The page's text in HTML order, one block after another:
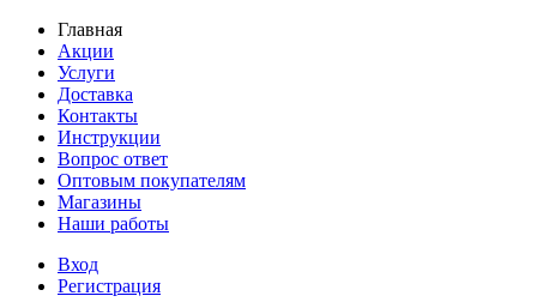
Главная
Акции
Услуги
Доставка
Контакты
Инструкции
Вопрос ответ
Оптовым покупателям
Магазины
Наши работы
Вход
Регистрация